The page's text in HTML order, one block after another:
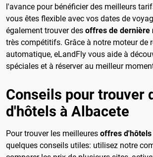
l'avance pour bénéficier des meilleurs
vous êtes flexible avec vos dates de
également trouver des offres de dernière
très compétitifs. Grâce à notre moteur de
automatique, eLandFly vous aide à
spéciales et à réserver au meilleur
Conseils pour trouver
d'hôtels à Albacete
Pour trouver les meilleures offres
quelques conseils utiles: utilisez notre